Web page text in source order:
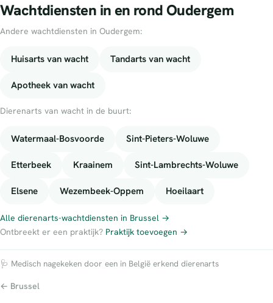
Wachtdiensten in en rond Oudergem
Andere wachtdiensten in Oudergem:
Huisarts van wacht Tandarts van wacht
Apotheek van wacht
Dierenarts van wacht in de buurt:
Watermaal-Bosvoorde Sint-Pieters-Woluwe
Etterbeek Kraainem Sint-Lambrechts-Woluwe
Elsene Wezembeek-Oppem Hoeilaart
Alle dierenarts-wachtdiensten in Brussel →
Ontbreekt er een praktijk? Praktijk toevoegen →
🩺 Medisch nagekeken door een in België erkend dierenarts
← Brussel